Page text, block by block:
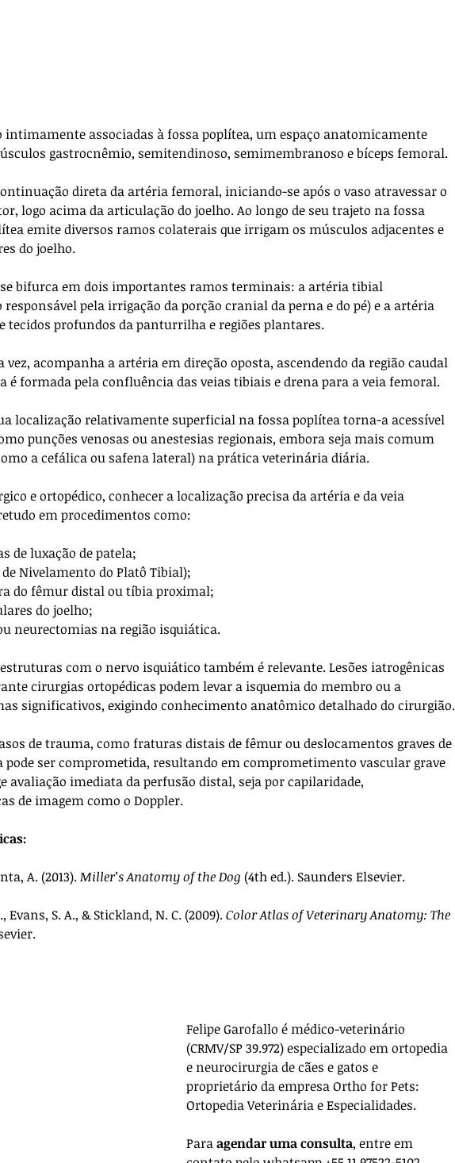
intimamente associadas à fossa poplítea, um espaço anatomicamente
gastrocnêmio, semitendinoso, semimembranoso e bíceps femoral.
direta da artéria femoral, iniciando-se após o vaso atravessar o
logo acima da articulação do joelho. Ao longo de seu trajeto na fossa
emite diversos ramos colaterais que irrigam os músculos adjacentes e
do joelho.
bifurca em dois importantes ramos terminais: a artéria tibial
pela irrigação da porção cranial da perna e do pé) e a artéria
tecidos profundos da panturrilha e regiões plantares.
vez, acompanha a artéria em direção oposta, ascendendo da região caudal
é formada pela confluência das veias tibiais e drena para a veia femoral.
localização relativamente superficial na fossa poplítea torna-a acessível
punções venosas ou anestesias regionais, embora seja mais comum
a cefálica ou safena lateral) na prática veterinária diária.
e ortopédico, conhecer a localização precisa da artéria e da veia
em procedimentos como:
de luxação de patela;
de Nivelamento do Platô Tibial);
do fêmur distal ou tíbia proximal;
do joelho;
neurectomias na região isquiática.
com o nervo isquiático também é relevante. Lesões iatrogênicas
cirurgias ortopédicas podem levar a isquemia do membro ou a
significativos, exigindo conhecimento anatômico detalhado do cirurgião.
de trauma, como fraturas distais de fêmur ou deslocamentos graves de
ser comprometida, resultando em comprometimento vascular grave
avaliação imediata da perfusão distal, seja por capilaridade,
de imagem como o Doppler.
A. (2013). Miller’s Anatomy of the Dog (4th ed.). Saunders Elsevier.
Evans, S. A., & Stickland, N. C. (2009). Color Atlas of Veterinary Anatomy: The
Felipe Garofallo é médico-veterinário
(CRMV/SP 39.972) especializado em ortopedia
e neurocirurgia de cães e gatos e
proprietário da empresa Ortho for Pets:
Ortopedia Veterinária e Especialidades.
Para agendar uma consulta, entre em